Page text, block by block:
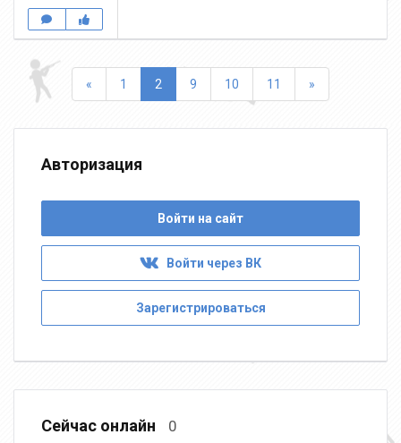
« Назад1 2 9 10 11 »
Авторизация
Войти на сайт
Войти через ВК
Зарегистрироваться
Сейчас онлайн 0